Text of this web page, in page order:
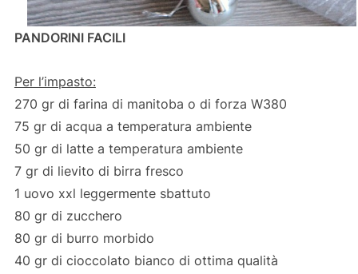
PANDORINI FACILI
Per l’impasto:
270 gr di farina di manitoba o di forza W380
75 gr di acqua a temperatura ambiente
50 gr di latte a temperatura ambiente
7 gr di lievito di birra fresco
1 uovo xxl leggermente sbattuto
80 gr di zucchero
80 gr di burro morbido
40 gr di cioccolato bianco di ottima qualità